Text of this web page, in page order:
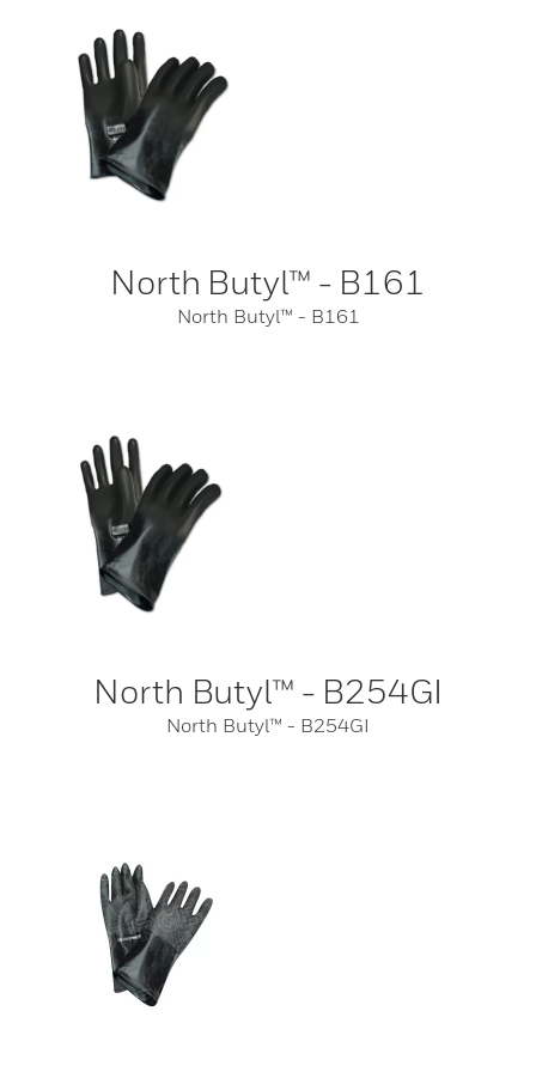
North Butyl™ - B161
North Butyl™ - B161
North Butyl™ - B254GI
North Butyl™ - B254GI